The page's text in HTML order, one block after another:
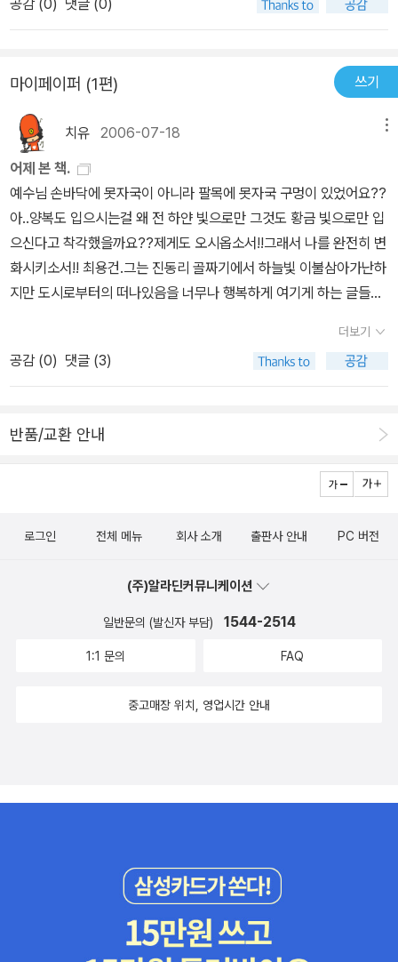
보여준다는 점이다. 명필로 쓰여진 문장도 아니고, 체계적인 짜임새
를 가지고 있지도 않다. 그것 자체가 이 책은 선입견 없이 보고 느낀
람들은 문명을 등지고 사는 것이 아니다. 가스도, 전기도, 버스도 그들
의 삶에 스며 들어와 있다. 그들이 애써 그것들을 외면하는 것도 아니
다. 오지에서 오지에 맞는 삶을 살 뿐이고, 우리는 그것을 보고 그런
삶의 형태를 본다.
마이페이퍼 (1편) 쓰기
치유 2006-07-18
어제 본 책.
예수님 손바닥에 못자국이 아니라 팔목에 못자국 구멍이 있었어요??
아..양복도 입으시는걸 왜 전 하얀 빛으로만 그것도 황금 빛으로만 입
으신다고 착각했을까요??제게도 오시옵소서!!그래서 나를 완전히 변
화시키소서!! 최용건.그는 진동리 골짜기에서 하늘빛 이불삼아가난하
지만 도시로부터의 떠나있음을 너무나 행복하게 여기게 하는 글들을
적이 있었다.그런데 이젠 라다크에서 일년간 머물며 그의 소박한 웃
음을 보여 주며 라다키인들의 삶의 풍경을 보여 주다니..첨엔 라다크
가 어디 있는지도 몰랐다..'일러두기'를 보기 전까진.. 내 차지가 언제
니 오롯이 내 차지가 되었다.함께 보면서도 난 어떻게 보는지도 모르
내며..어디쯤에 누가 있으니 찾아보라고 약을 올렸었다..그런데 밤중
고 봐라 내가 다 찾았어..ㅋㅋ그런데 돌아서서 잊어버렸다..ㅋㅋ어디
기 너무 어려웠어..^^&아..노빈손 따라다니기 너무 재미있는데 눈이
더보기
공감 (0) 댓글 (3)
반품/교환 안내
로그인 전체 메뉴 회사 소개 출판사 안내 PC 버전
(주)알라딘커뮤니케이션
일반문의 (발신자 부담) 1544-2514
1:1 문의 FAQ
중고매장 위치, 영업시간 안내